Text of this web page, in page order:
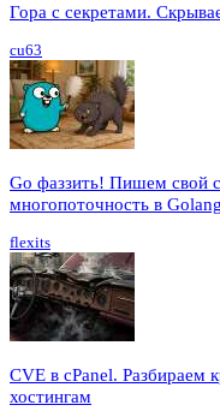
Гора с секретами.
cu63
Go фаззить! Пишем свой
многопоточность в Golang
flexits
CVE в cPanel. Разбираем
хостингам